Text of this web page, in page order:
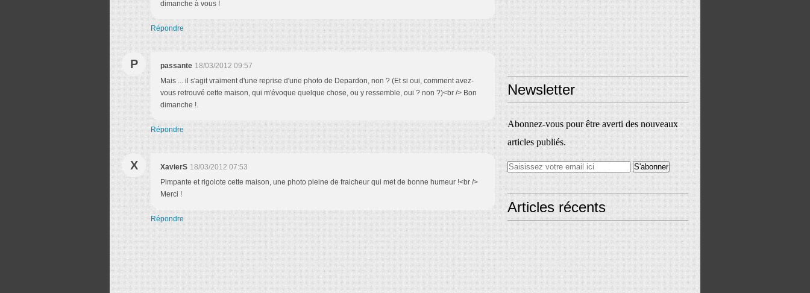
dimanche à vous !
Répondre
P passante 18/03/2012 09:57
Mais ... il s'agit vraiment d'une reprise d'une photo de Depardon, non ? (Et si oui, comment avez-
vous retrouvé cette maison, qui m'évoque quelque chose, ou y ressemble, oui ? non ?)<br /> Bon
dimanche !.
Répondre
X XavierS 18/03/2012 07:53
Pimpante et rigolote cette maison, une photo pleine de fraicheur qui met de bonne humeur !<br />
Merci !
Répondre
Newsletter
Abonnez-vous pour être averti des nouveaux
articles publiés.
Articles récents